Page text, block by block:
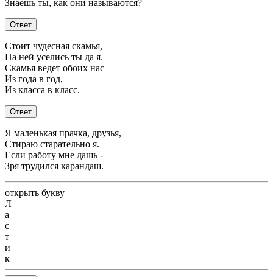
Знаешь ты, как они называются?
Ответ
Стоит чудесная скамья,
На ней уселись ты да я.
Скамья ведет обоих нас
Из года в год,
Из класса в класс.
Ответ
Я маленькая прачка, друзья,
Стираю старательно я.
Если работу мне дашь -
Зря трудился карандаш.
открыть букву
Л
а
с
т
и
к